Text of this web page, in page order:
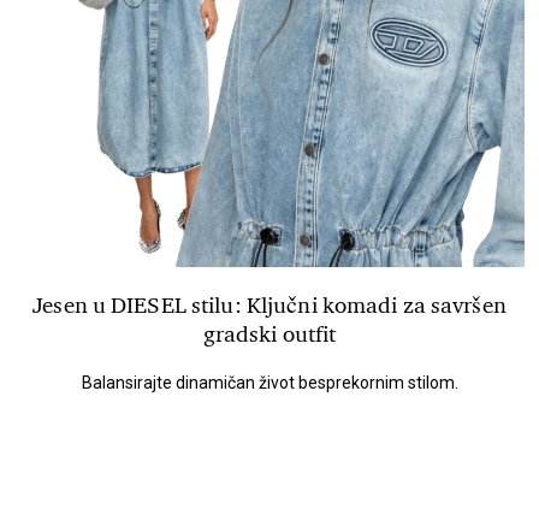
Jesen u DIESEL stilu: Ključni komadi za savršen
gradski outfit
Balansirajte dinamičan život besprekornim stilom.